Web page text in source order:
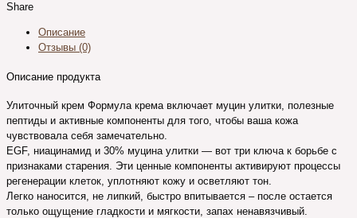
Share
Описание
Отзывы (0)
Описание продукта
Улиточный крем Формула крема включает муцин улитки, полезные
пептиды и активные компоненты для того, чтобы ваша кожа
чувствовала себя замечательно.
EGF, ниацинамид и 30% муцина улитки — вот три ключа к борьбе с
признаками старения. Эти ценные компоненты активируют процессы
регенерации клеток, уплотняют кожу и осветляют тон.
Легко наносится, не липкий, быстро впитывается – после остается
только ощущение гладкости и мягкости, запах ненавязчивый.